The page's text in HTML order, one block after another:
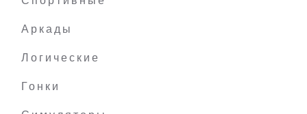
Аркады
Логические
Гонки